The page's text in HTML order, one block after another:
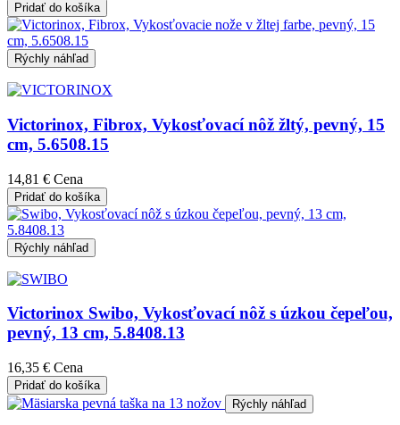
Pridať do košíka
Rýchly náhľad
Victorinox, Fibrox, Vykosťovací nôž žltý, pevný, 15
cm, 5.6508.15
14,81 € Cena
Pridať do košíka
Rýchly náhľad
Victorinox Swibo, Vykosťovací nôž s úzkou čepeľou,
pevný, 13 cm, 5.8408.13
16,35 € Cena
Pridať do košíka
Rýchly náhľad